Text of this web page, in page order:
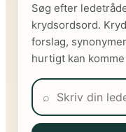
Søg efter
krydsordsord.
forslag,
hurtigt kan
⌕